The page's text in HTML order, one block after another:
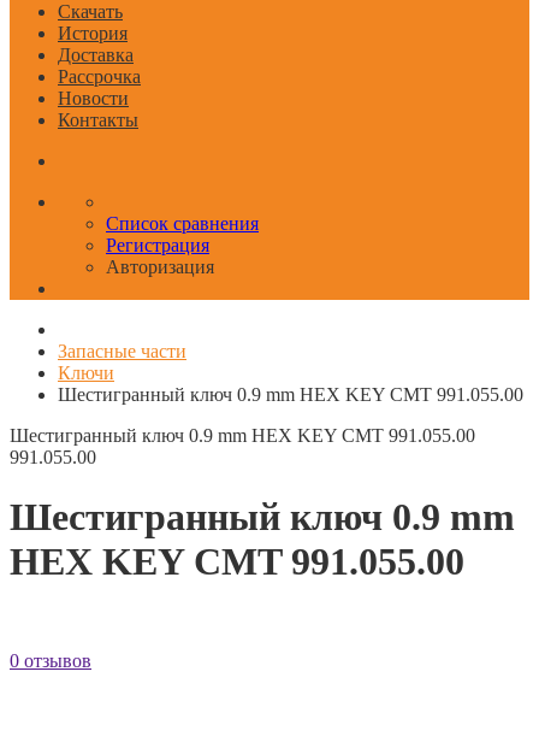
Скачать
История
Доставка
Рассрочка
Новости
Контакты
Список сравнения
Регистрация
Авторизация
Запасные части
Ключи
Шестигранный ключ 0.9 mm HEX KEY CMT 991.055.00
Шестигранный ключ 0.9 mm HEX KEY CMT 991.055.00
991.055.00
Шестигранный ключ 0.9 mm
HEX KEY CMT 991.055.00
0 отзывов